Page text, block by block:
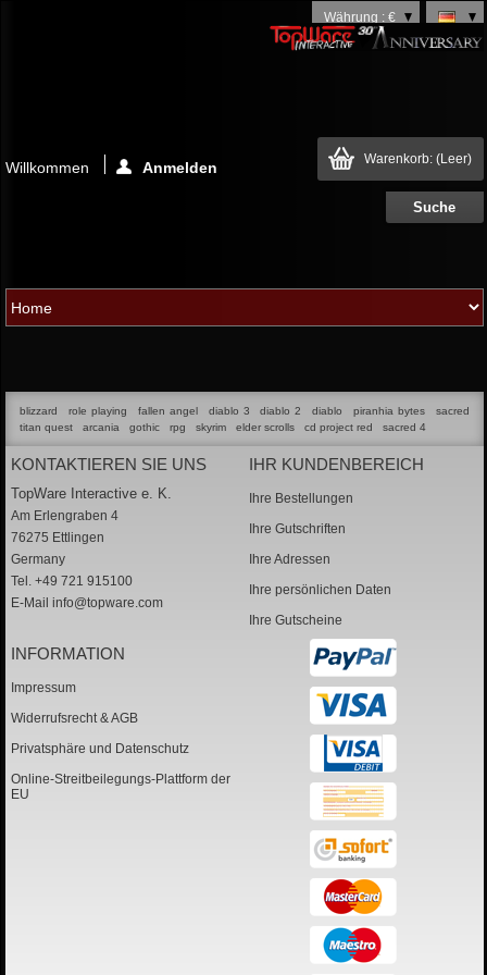
Währung : €
Warenkorb: (Leer)
Willkommen Anmelden
blizzard role playing fallen angel diablo 3 diablo 2 diablo piranhia bytes
sacred
titan quest
arcania gothic rpg skyrim elder scrolls cd project red sacred 4
KONTAKTIEREN SIE UNS
TopWare Interactive e. K.
Am Erlengraben 4
76275 Ettlingen
Germany
Tel. +49 721 915100
E-Mail info@topware.com
IHR KUNDENBEREICH
Ihre Bestellungen
Ihre Gutschriften
Ihre Adressen
Ihre persönlichen Daten
Ihre Gutscheine
INFORMATION
Impressum
Widerrufsrecht & AGB
Privatsphäre und Datenschutz
Online-Streitbeilegungs-Plattform der
EU